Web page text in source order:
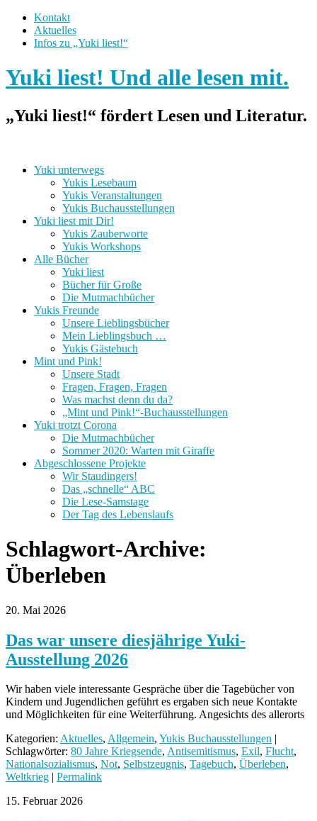
Kontakt
Aktuelles
Infos zu „Yuki liest!“
Yuki liest! Und alle lesen mit.
„Yuki liest!“ fördert Lesen und Literatur.
Yuki unterwegs
Yukis Lesebaum
Yukis Veranstaltungen
Yukis Buchausstellungen
Yuki liest mit Dir!
Yukis Zauberworte
Yukis Workshops
Alle Bücher
Yuki liest
Bücher für Große
Die Mutmachbücher
Yukis Freunde
Unsere Lieblingsbücher
Mein Lieblingsbuch …
Yukis Gästebuch
Mint und Pink!
Unsere Stadt
Fragen, Fragen, Fragen
Was machst denn du da?
„Mint und Pink!“-Buchausstellungen
Yuki trotzt Corona
Die Mutmachbücher
Sommer 2020: Warten mit Giraffe
Abgeschlossene Projekte
Wir Staudingers!
Das „schnelle“ ABC
Die Lese-Samstage
Der Tag des Lebenslaufs
Schlagwort-Archive:
Überleben
20. Mai 2026
Das war unsere diesjährige Yuki-
Ausstellung 2026
Wir haben viele interessante Gespräche über die Tagebücher von
Kindern und Jugendlichen geführt es ergaben sich neue Kontakte
und Möglichkeiten für eine Weiterführung. Angesichts des allerorts
Kategorien: Aktuelles, Allgemein, Yukis Buchausstellungen
Schlagwörter: 80 Jahre Kriegsende, Antisemitismus, Exil, Flucht,
Nationalsozialismus, Not, Selbstzeugnis, Tagebuch, Überleben,
Weltkrieg
Permalink
15. Februar 2026